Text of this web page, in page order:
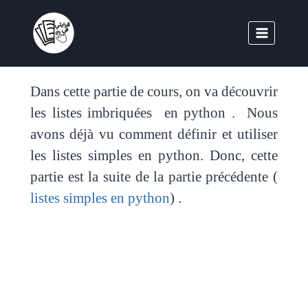
Dans cette partie de cours, on va découvrir
les listes imbriquées en python . Nous
avons déjà vu comment définir et utiliser
les listes simples en python. Donc, cette
partie est la suite de la partie précédente (
listes simples en python) .